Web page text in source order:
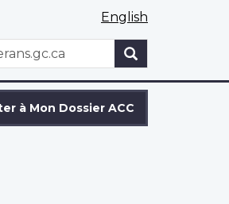
English
à Mon Dossier ACC